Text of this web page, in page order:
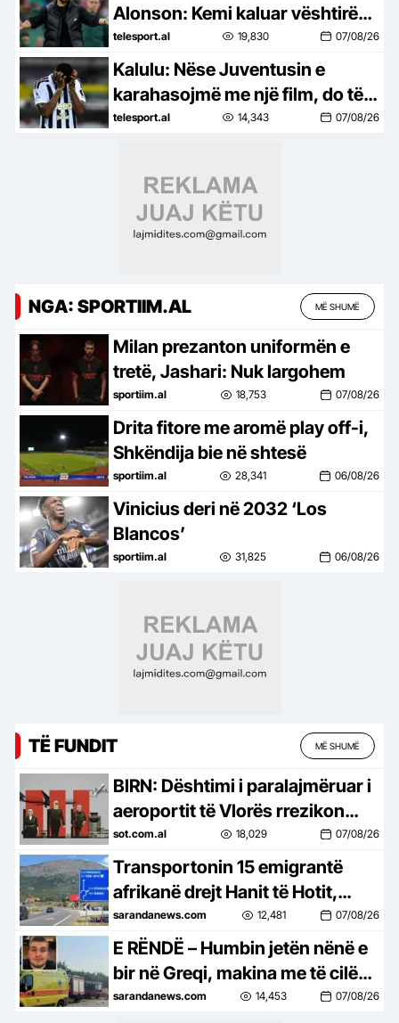
Alonson: Kemi kaluar vështirësi
në punët tona të fundit
telesport.al 19,830 07/08/26
Kalulu: Nëse Juventusin e
karahasojmë me një film, do të
ishte 007…
telesport.al 14,343 07/08/26
NGA: SPORTIIM.AL MË SHUMË
Milan prezanton uniformën e
tretë, Jashari: Nuk largohem
sportiim.al 18,753 07/08/26
Drita fitore me aromë play off-i,
Shkëndija bie në shtesë
sportiim.al 28,341 06/08/26
Vinicius deri në 2032 ‘Los
Blancos’
sportiim.al 31,825 06/08/26
TË FUNDIT MË SHUMË
BIRN: Dështimi i paralajmëruar i
aeroportit të Vlorës rrezikon
qindra milionë euro në arbitrazh
sot.com.al 18,029 07/08/26
Transportonin 15 emigrantë
afrikanë drejt Hanit të Hotit,
arrestohen 2 të rinj nga Fushë
Arrëzi…
sarandanews.com 12,481 07/08/26
E RËNDË – Humbin jetën nënë e
bir në Greqi, makina me të cilën
udhëtonin për në punë u përplas
sarandanews.com 14,453 07/08/26